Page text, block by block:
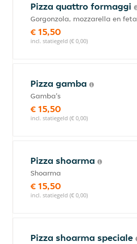
Pizza quattro formaggi
Gorgonzola, mozzarella en feta
€ 15,50
incl. statiegeld (€ 0,00)
Pizza gamba
Gamba's
€ 15,50
incl. statiegeld (€ 0,00)
Pizza shoarma
Shoarma
€ 15,50
incl. statiegeld (€ 0,00)
Pizza shoarma speciale